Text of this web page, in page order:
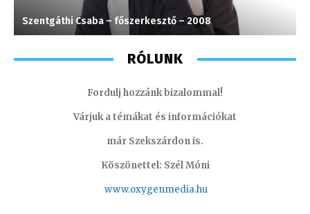
Szentgáthi Csaba – főszerkesztő – 2008
RÓLUNK
Fordulj hozzánk bizalommal!
Várjuk a témákat és információkat
már Szekszárdon is.
Köszönettel: Szél Móni
www.oxygenmedia.hu